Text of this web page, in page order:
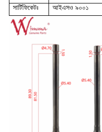
সার্টিফিকেটঃ
আইএসও ৯০০১